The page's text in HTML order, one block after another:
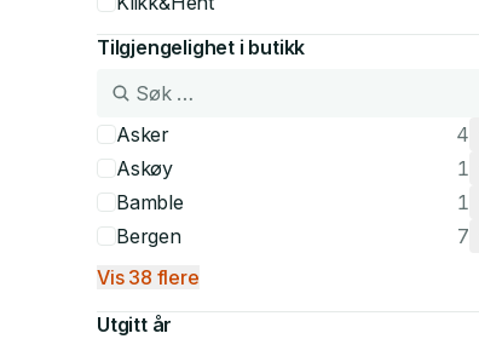
Tilgjengelighet i butikk
Asker
4
Askøy
1
Bamble
1
Bergen
7
Vis 38 flere
Utgitt år